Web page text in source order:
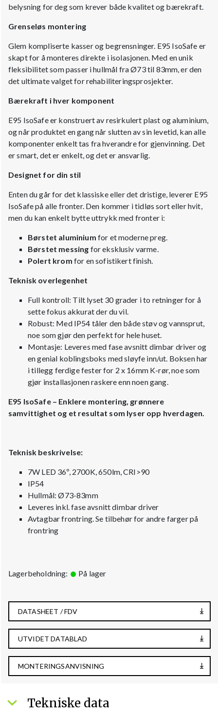
belysning for deg som krever både kvalitet og bærekraft.
Grenseløs montering
Glem kompliserte kasser og begrensninger. E95 IsoSafe er
skapt for å monteres direkte i isolasjonen. Med en unik
fleksibilitet som passer i hullmål fra Ø73 til 83mm, er den
det ultimate valget for rehabiliteringsprosjekter.
Bærekraft i hver komponent
E95 IsoSafe er konstruert av resirkulert plast og aluminium,
og når produktet en gang når slutten av sin levetid, kan alle
komponenter enkelt tas fra hverandre for gjenvinning. Det
er smart, det er enkelt, og det er ansvarlig.
Designet for din stil
Enten du går for det klassiske eller det dristige, leverer E95
IsoSafe på alle fronter. Den kommer i tidløs sort eller hvit,
men du kan enkelt bytte uttrykk med fronter i:
Børstet aluminium for et moderne preg.
Børstet messing for eksklusiv varme.
Polert krom for en sofistikert finish.
Teknisk overlegenhet
Full kontroll: Tilt lyset 30 grader i to retninger for å
sette fokus akkurat der du vil.
Robust: Med IP54 tåler den både støv og vannsprut,
noe som gjør den perfekt for hele huset.
Montasje: Leveres med fase avsnitt dimbar driver og
en genial koblingsboks med sløyfe inn/ut. Boksen har
i tillegg ferdige fester for 2 x 16mm K-rør, noe som
gjør installasjonen raskere enn noen gang.
E95 IsoSafe – Enklere montering, grønnere
samvittighet og et resultat som lyser opp hverdagen.
Teknisk beskrivelse:
7W LED 36º, 2700K, 650lm, CRI>90
IP54
Hullmål: Ø73-83mm
Leveres inkl. fase avsnitt dimbar driver
Avtagbar frontring. Se tilbehør for andre farger på
frontring
Lagerbeholdning: På lager
DATASHEET / FDV
UTVIDET DATABLAD
MONTERINGSANVISNING
Tekniske data